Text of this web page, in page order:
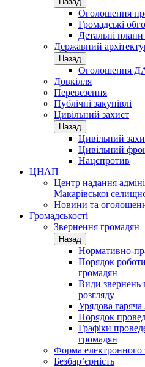
Оголошення
Громадські
Детальні плани
Державний
Назад
Оголошення
Довкілля
Перевезення
Публічні закупівлі
Цивільний захист
Назад
Цивільний
Цивільний
Нацспротив
ЦНАП
Центр надання
Макарівської
Новини та
Громадськості
Звернення громадян
Назад
Нормативно-
Порядок
громадян
Види звернень
розгляду
Урядова гаряча
Порядок
Графіки
громадян
Форма електронного
Безбар’єрність